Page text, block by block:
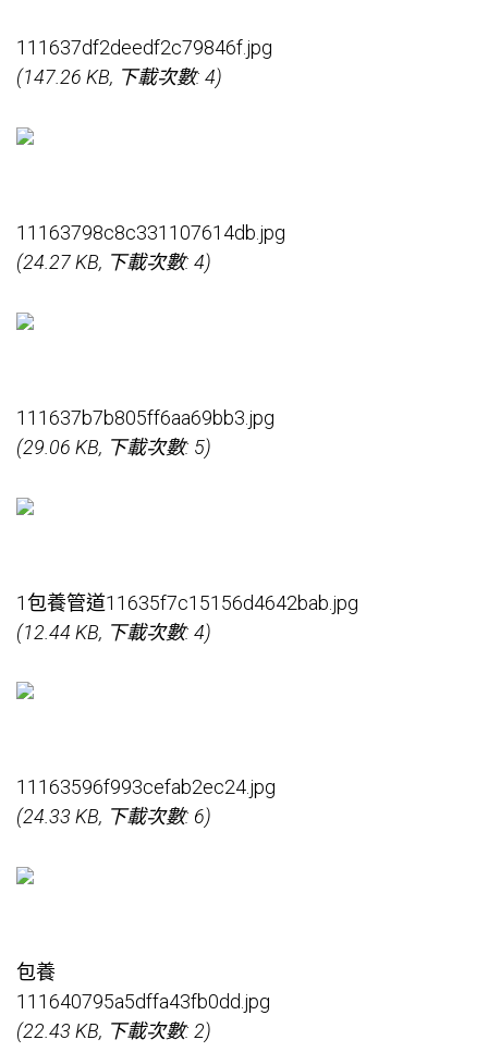
111637df2deedf2c79846f.jpg
(147.26 KB, 下載次數: 4)
11163798c8c331107614db.jpg
(24.27 KB, 下載次數: 4)
111637b7b805ff6aa69bb3.jpg
(29.06 KB, 下載次數: 5)
1包養管道11635f7c15156d4642bab.jpg
(12.44 KB, 下載次數: 4)
11163596f993cefab2ec24.jpg
(24.33 KB, 下載次數: 6)
包養
111640795a5dffa43fb0dd.jpg
(22.43 KB, 下載次數: 2)